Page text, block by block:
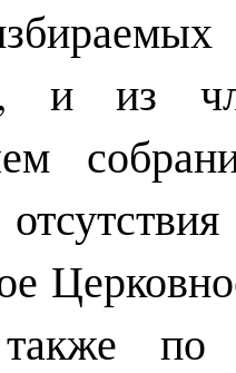
и из
по